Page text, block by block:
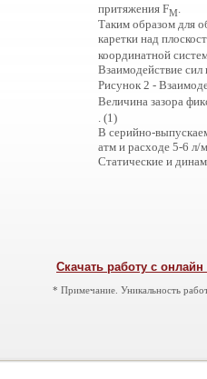
притяжения FM
Таким образом для
каретки над
координатной
Взаимодействие сил
Рисунок 2 -
Величина зазора
. (1)
В серийно-
атм и расходе 5-6 л/
Статические и
Скачать работу с
* Примечание. Уникальность